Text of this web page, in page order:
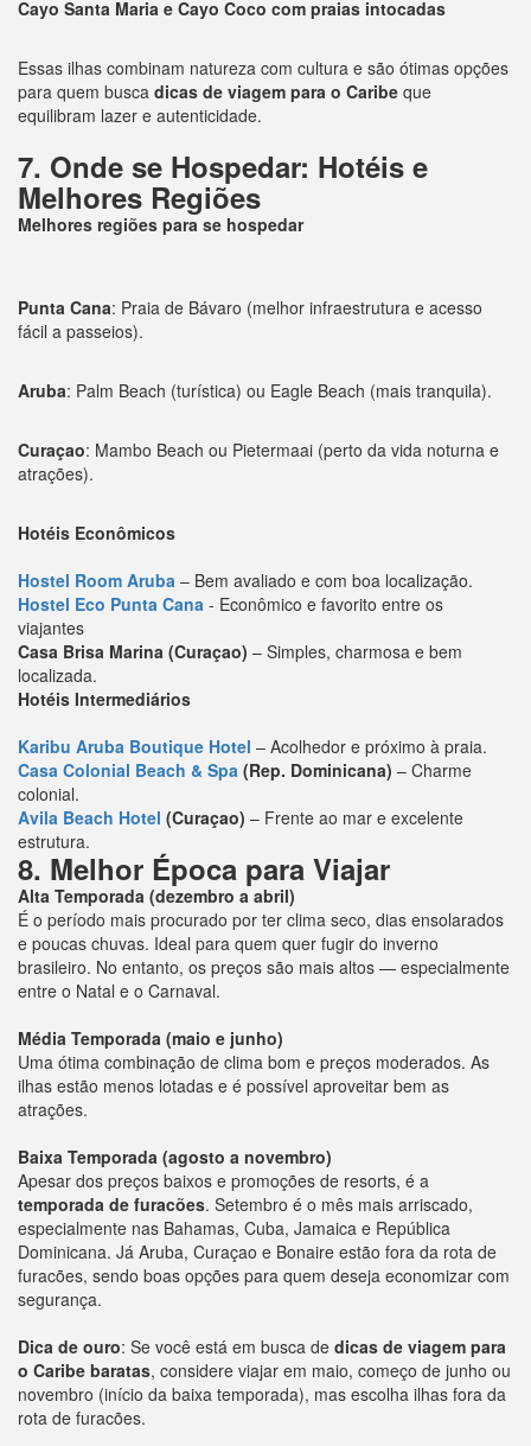
Cayo Santa Maria e Cayo Coco com praias intocadas
Essas ilhas combinam natureza com cultura e são ótimas opções
para quem busca dicas de viagem para o Caribe que
equilibram lazer e autenticidade.
7. Onde se Hospedar: Hotéis e
Melhores Regiões
Melhores regiões para se hospedar
Punta Cana: Praia de Bávaro (melhor infraestrutura e acesso
fácil a passeios).
Aruba: Palm Beach (turística) ou Eagle Beach (mais tranquila).
Curaçao: Mambo Beach ou Pietermaai (perto da vida noturna e
atrações).
Hotéis Econômicos
Hostel Room Aruba – Bem avaliado e com boa localização.
Hostel Eco Punta Cana - Econômico e favorito entre os
viajantes
Casa Brisa Marina (Curaçao) – Simples, charmosa e bem
localizada.
Hotéis Intermediários
Karibu Aruba Boutique Hotel – Acolhedor e próximo à praia.
Casa Colonial Beach & Spa (Rep. Dominicana) – Charme
colonial.
Avila Beach Hotel (Curaçao) – Frente ao mar e excelente
estrutura.
8. Melhor Época para Viajar
Alta Temporada (dezembro a abril)
É o período mais procurado por ter clima seco, dias ensolarados
e poucas chuvas. Ideal para quem quer fugir do inverno
brasileiro. No entanto, os preços são mais altos — especialmente
entre o Natal e o Carnaval.
Média Temporada (maio e junho)
Uma ótima combinação de clima bom e preços moderados. As
ilhas estão menos lotadas e é possível aproveitar bem as
atrações.
Baixa Temporada (agosto a novembro)
Apesar dos preços baixos e promoções de resorts, é a
temporada de furacões. Setembro é o mês mais arriscado,
especialmente nas Bahamas, Cuba, Jamaica e República
Dominicana. Já Aruba, Curaçao e Bonaire estão fora da rota de
furacões, sendo boas opções para quem deseja economizar com
segurança.
Dica de ouro: Se você está em busca de dicas de viagem para
o Caribe baratas, considere viajar em maio, começo de junho ou
novembro (início da baixa temporada), mas escolha ilhas fora da
rota de furacões.